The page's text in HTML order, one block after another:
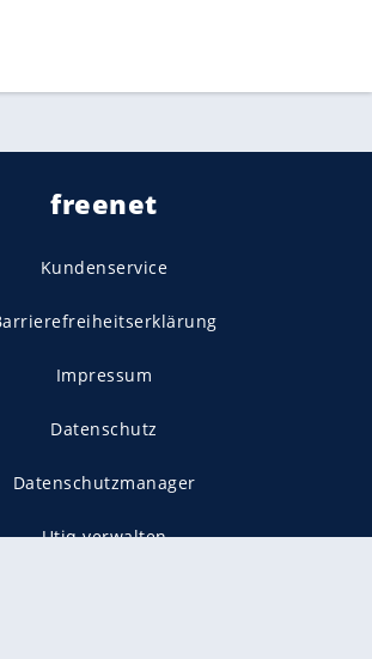
freenet
Kundenservice
Impressum
Datenschutz
Datenschutzmanager
Utiq verwalten